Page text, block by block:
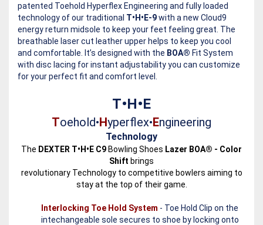
patented Toehold Hyperflex Engineering and fully loaded
technology of our traditional T•H•E-9with a new Cloud9
energy return midsole to keep your feet feeling great. The
breathable laser cut leather upper helps to keep you cool
and comfortable. It’s designed with the BOA® Fit System
with disc lacing for instant adjustability you can customize
for your perfect fit and comfort level.
T•H•E
Toehold•Hyperflex•Engineering
Technology
The DEXTER T•H•E C9Bowling Shoes Lazer BOA® - Color
Shift brings
revolutionary Technology to competitive bowlers aiming to
stay at the top of their game.
Interlocking Toe Hold System - Toe Hold Clip on the
intechangeable sole secures to shoe by locking onto